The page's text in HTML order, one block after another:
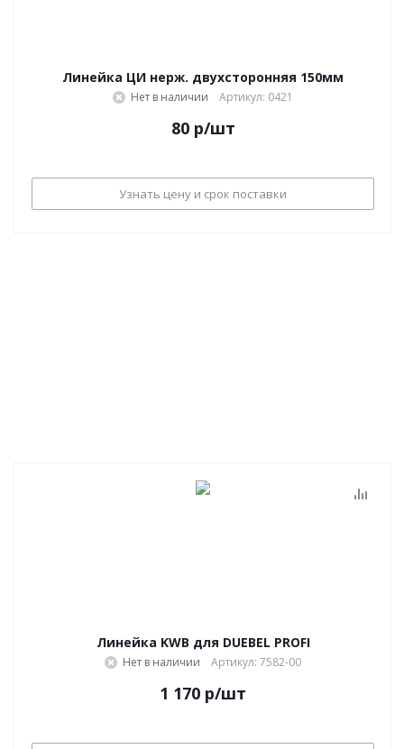
Линейка ЦИ нерж. двухсторонняя 150мм
Нет в наличии Артикул: 0421
80р/шт
Узнать цену и срок поставки
Линейка KWB для DUEBEL PROFI
Нет в наличии Артикул: 7582-00
1 170 р/шт